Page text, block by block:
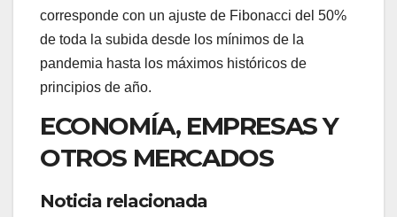
corresponde con un ajuste de Fibonacci del 50%
de toda la subida desde los mínimos de la
pandemia hasta los máximos históricos de
principios de año.
ECONOMÍA, EMPRESAS Y
OTROS MERCADOS
Noticia relacionada